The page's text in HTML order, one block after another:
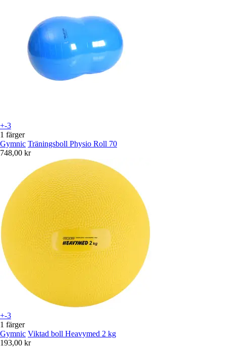
+-3
1 färger
Gymnic Träningsboll Physio Roll 70
748,00 kr
+-3
1 färger
Gymnic Viktad boll Heavymed 2 kg
193,00 kr